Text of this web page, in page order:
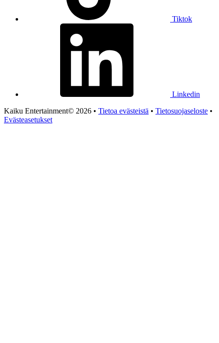
Tiktok
Linkedin
Kaiku Entertainment© 2026 • Tietoa evästeistä • Tietosuojaseloste •
Evästeasetukset